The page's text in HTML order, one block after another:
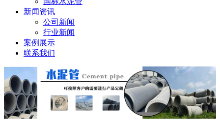
新闻资讯
公司新闻
行业新闻
案例展示
联系我们